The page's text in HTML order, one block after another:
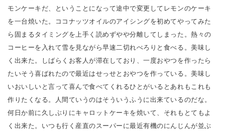
モンケーキだ、ということになって途中で変更してレモンのケーキ
を一台焼いた。ココナッツオイルのアイシングを初めてやってみた
ら固まるタイミングを上手く読めずやや分離してしまった。熱々の
コーヒーを入れて雪を見ながら早速二切れぺろりと食べる。美味し
く出来た。しばらくお客人が滞在しており、一度おやつを作ったら
たいそう喜ばれたので最近はせっせとおやつを作っている。美味し
いおいしいと言って喜んで食べてくれるひとがいるとあれもこれも
作りたくなる。人間ていうのはそういうふうに出来ているのだな。
何日か前に久しぶりにキャロットケーキを焼いて、それもとてもよ
く出来た。いつも行く産直のスーパーに最近有機のにんじんが並ぶ